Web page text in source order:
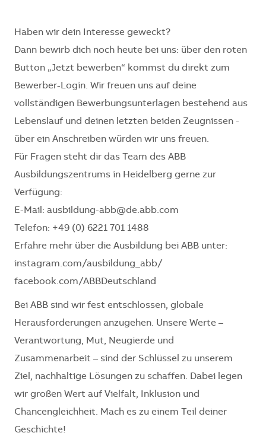
Haben wir dein Interesse geweckt?
Dann bewirb dich noch heute bei uns: über den roten
Button „Jetzt bewerben“ kommst du direkt zum
Bewerber-Login. Wir freuen uns auf deine
vollständigen Bewerbungsunterlagen bestehend aus
Lebenslauf und deinen letzten beiden Zeugnissen -
über ein Anschreiben würden wir uns freuen.
Für Fragen steht dir das Team des ABB
Ausbildungszentrums in Heidelberg gerne zur
Verfügung:
E-Mail: ausbildung-abb@de.abb.com
Telefon: +49 (0) 6221 701 1488
Erfahre mehr über die Ausbildung bei ABB unter:
instagram.com/ausbildung_abb/
facebook.com/ABBDeutschland
Bei ABB sind wir fest entschlossen, globale
Herausforderungen anzugehen. Unsere Werte –
Verantwortung, Mut, Neugierde und
Zusammenarbeit – sind der Schlüssel zu unserem
Ziel, nachhaltige Lösungen zu schaffen. Dabei legen
wir großen Wert auf Vielfalt, Inklusion und
Chancengleichheit. Mach es zu einem Teil deiner
Geschichte!